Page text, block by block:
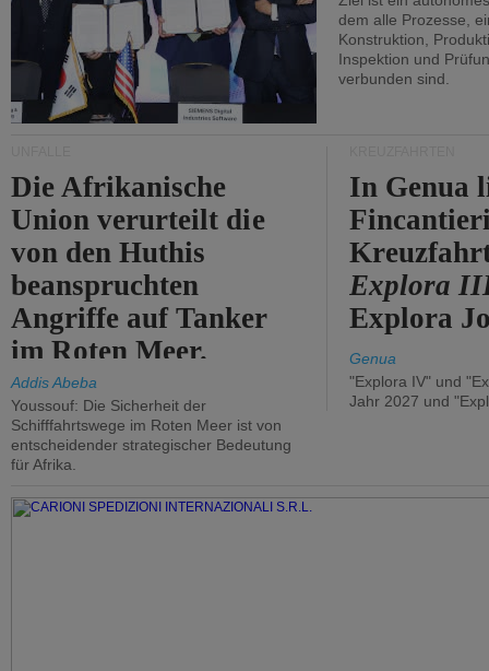
dem alle Prozesse,
Konstruktion,
Inspektion und
verbunden sind.
Die Afrikanische
Union verurteilt die
von den Huthis
beanspruchten
Angriffe auf Tanker
im Roten Meer.
Addis Abeba
Youssouf: Die Sicherheit der
Schifffahrtswege im Roten Meer ist von
entscheidender strategischer Bedeutung
für Afrika.
In Genua
Explora
Explora
Genua
"Explora IV" und
Jahr 2027 und